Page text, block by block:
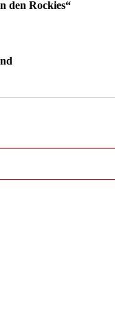
den Rockies“